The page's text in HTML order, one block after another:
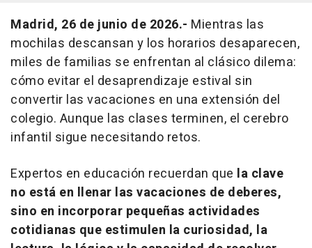
Madrid, 26 de junio de 2026.- Mientras las
mochilas descansan y los horarios desaparecen,
miles de familias se enfrentan al clásico dilema:
cómo evitar el desaprendizaje estival sin
convertir las vacaciones en una extensión del
colegio. Aunque las clases terminen, el cerebro
infantil sigue necesitando retos.
Expertos en educación recuerdan que la clave
no está en llenar las vacaciones de deberes,
sino en incorporar pequeñas actividades
cotidianas que estimulen la curiosidad, la